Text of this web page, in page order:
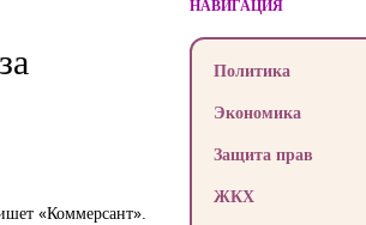
«Коммерсант».
НАВИГАЦИЯ
Политика
Экономика
Защита прав
ЖКХ